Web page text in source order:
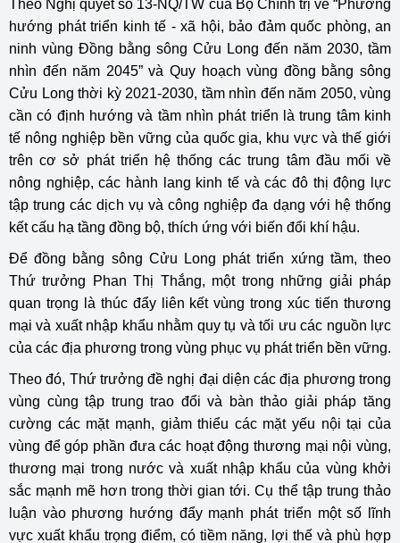
Theo Nghị quyết số 13-NQ/TW của Bộ Chính trị về “Phương
hướng phát triển kinh tế - xã hội, bảo đảm quốc phòng, an
ninh vùng Đồng bằng sông Cửu Long đến năm 2030, tầm
nhìn đến năm 2045” và Quy hoạch vùng đồng bằng sông
Cửu Long thời kỳ 2021-2030, tầm nhìn đến năm 2050, vùng
cần có định hướng và tầm nhìn phát triển là trung tâm kinh
tế nông nghiệp bền vững của quốc gia, khu vực và thế giới
trên cơ sở phát triển hệ thống các trung tâm đầu mối về
nông nghiệp, các hành lang kinh tế và các đô thị động lực
tập trung các dịch vụ và công nghiệp đa dạng với hệ thống
kết cấu hạ tầng đồng bộ, thích ứng với biến đổi khí hậu.
Để đồng bằng sông Cửu Long phát triển xứng tầm, theo
Thứ trưởng Phan Thị Thắng, một trong những giải pháp
quan trọng là thúc đẩy liên kết vùng trong xúc tiến thương
mại và xuất nhập khẩu nhằm quy tụ và tối ưu các nguồn lực
của các địa phương trong vùng phục vụ phát triển bền vững.
Theo đó, Thứ trưởng đề nghị đại diện các địa phương trong
vùng cùng tập trung trao đổi và bàn thảo giải pháp tăng
cường các mặt mạnh, giảm thiểu các mặt yếu nội tại của
vùng để góp phần đưa các hoạt động thương mại nội vùng,
thương mại trong nước và xuất nhập khẩu của vùng khởi
sắc mạnh mẽ hơn trong thời gian tới. Cụ thể tập trung thảo
luận vào phương hướng đẩy mạnh phát triển một số lĩnh
vực xuất khẩu trọng điểm, có tiềm năng, lợi thế và phù hợp